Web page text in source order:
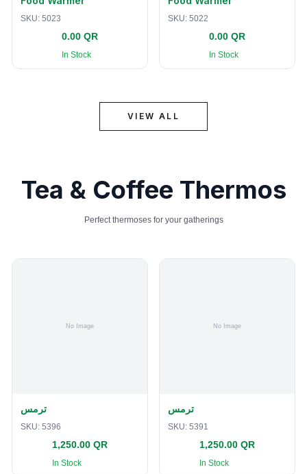
SKU: 5023
0.00 QR
In Stock
SKU: 5022
0.00 QR
In Stock
VIEW ALL
Tea & Coffee Thermos
Perfect thermoses for your gatherings
ترمس
SKU: 5396
1,250.00 QR
In Stock
ترمس
SKU: 5391
1,250.00 QR
In Stock